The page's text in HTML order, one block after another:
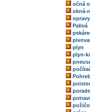
očná
okná-
Palivá
plyn
plyn-